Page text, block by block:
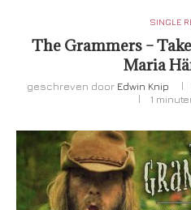
SINGLE
The Grammers –
Maria
geschreven door Edwin Knip
1